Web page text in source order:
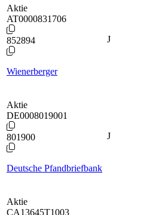
Aktie
AT0000831706
852894
Wienerberger
J
Aktie
DE0008019001
801900
Deutsche Pfandbriefbank
J
Aktie
CA13645T1003